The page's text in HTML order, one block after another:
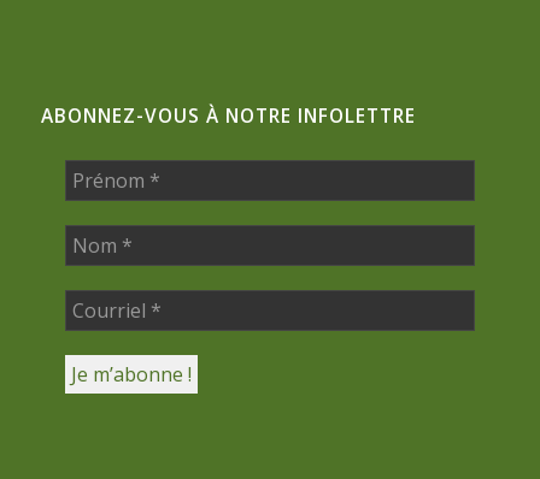
ABONNEZ-VOUS À NOTRE INFOLETTRE